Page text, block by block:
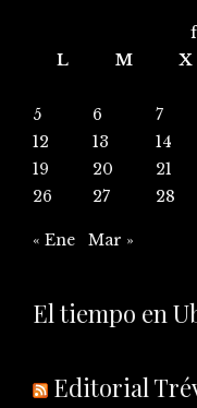
L
M X
5
6 7
12
13 14
19
20 21
26
27 28
« Ene Mar »
El tiempo en
Editorial